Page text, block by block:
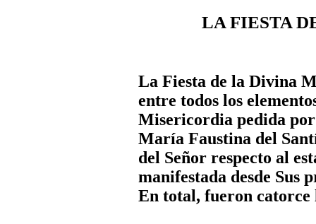
LA FIESTA DE
La Fiesta de la Divina
entre todos los
Misericordia pedida por
María Faustina del
del Señor respecto al
manifestada desde Sus
En total, fueron catorce